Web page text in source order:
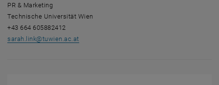
PR & Marketing
Technische Universität Wien
+43 664 605882412
sarah.link@tuwien.ac.at